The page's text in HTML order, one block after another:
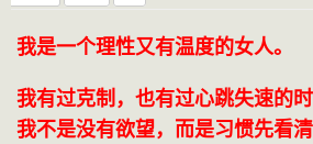
我是一个理性又有温度的女人。
我有过克制，也有过心跳失速的时
我不是没有欲望，而是习惯先看清